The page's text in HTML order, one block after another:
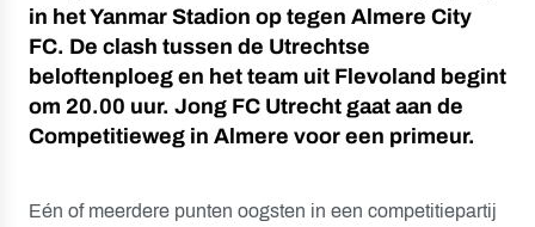
in het Yanmar Stadion op tegen Almere City
FC. De clash tussen de Utrechtse
beloftenploeg en het team uit Flevoland begint
om 20.00 uur. Jong FC Utrecht gaat aan de
Competitieweg in Almere voor een primeur.
Eén of meerdere punten oogsten in een competitiepartij